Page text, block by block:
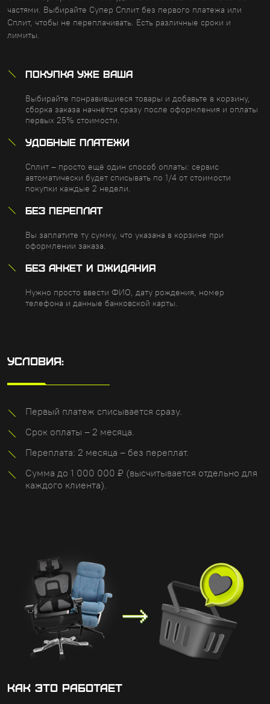
частями. Выбирайте Супер Сплит без первого платежа или
Сплит, чтобы не переплачивать. Есть различные сроки и
лимиты.
ПОКУПКА УЖЕ ВАША
Выбирайте понравившиеся товары и добавьте в корзину,
сборка заказа начнётся сразу после оформления и оплаты
первых 25% стоимости.
УДОБНЫЕ ПЛАТЕЖИ
Сплит – просто ещё один способ оплаты: сервис
автоматически будет списывать по 1/4 от стоимости
покупки каждые 2 недели.
БЕЗ ПЕРЕПЛАТ
Вы заплатите ту сумму, что указана в корзине при
оформлении заказа.
БЕЗ АНКЕТ И ОЖИДАНИЯ
Нужно просто ввести ФИО, дату рождения, номер
телефона и данные банковской карты.
УСЛОВИЯ:
Первый платеж списывается сразу.
Срок оплаты – 2 месяца.
Переплата: 2 месяца – без переплат.
Сумма до 1 000 000 ₽ (высчитывается отдельно для
каждого клиента).
Как это работает